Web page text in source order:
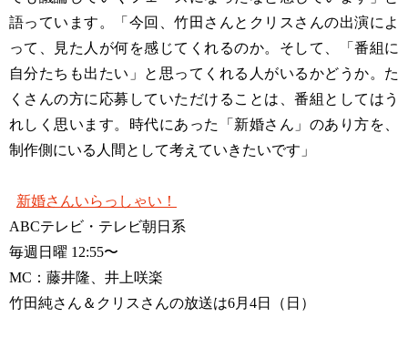
語っています。「今回、竹田さんとクリスさんの出演によ
って、見た人が何を感じてくれるのか。そして、「番組に
自分たちも出たい」と思ってくれる人がいるかどうか。た
くさんの方に応募していただけることは、番組としてはう
れしく思います。時代にあった「新婚さん」のあり方を、
制作側にいる人間として考えていきたいです」
新婚さんいらっしゃい！
ABCテレビ・テレビ朝日系
毎週日曜 12:55〜
MC：藤井隆、井上咲楽
竹田純さん＆クリスさんの放送は6月4日（日）